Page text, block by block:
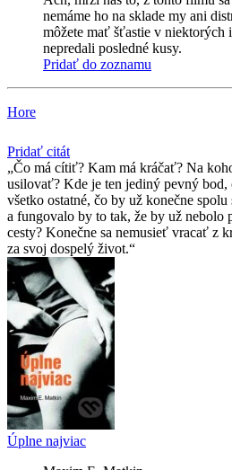
nemáme ho na sklade my ani
môžete mať šťastie v niektorých
nepredali posledné kusy.
Pridať do zoznamu
Hore
Pridať citát
Čo má cítiť? Kam má kráčať? Na
usilovať? Kde je ten jediný pevný
všetko ostatné, čo by už konečne
a fungovalo by to tak, že by už nebolo
cesty? Konečne sa nemusieť vracať z
za svoj dospelý život.
Úplne najviac